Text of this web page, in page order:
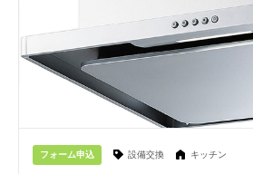
フォーム申込 設備交換 キッチン